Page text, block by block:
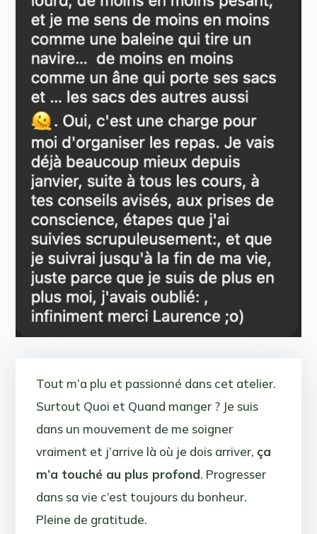
Tout m’a plu et passionné dans cet atelier.
Surtout Quoi et Quand manger ? Je suis
dans un mouvement de me soigner
vraiment et j’arrive là où je dois arriver, ça
m’a touché au plus profond. Progresser
dans sa vie c’est toujours du bonheur.
Pleine de gratitude.